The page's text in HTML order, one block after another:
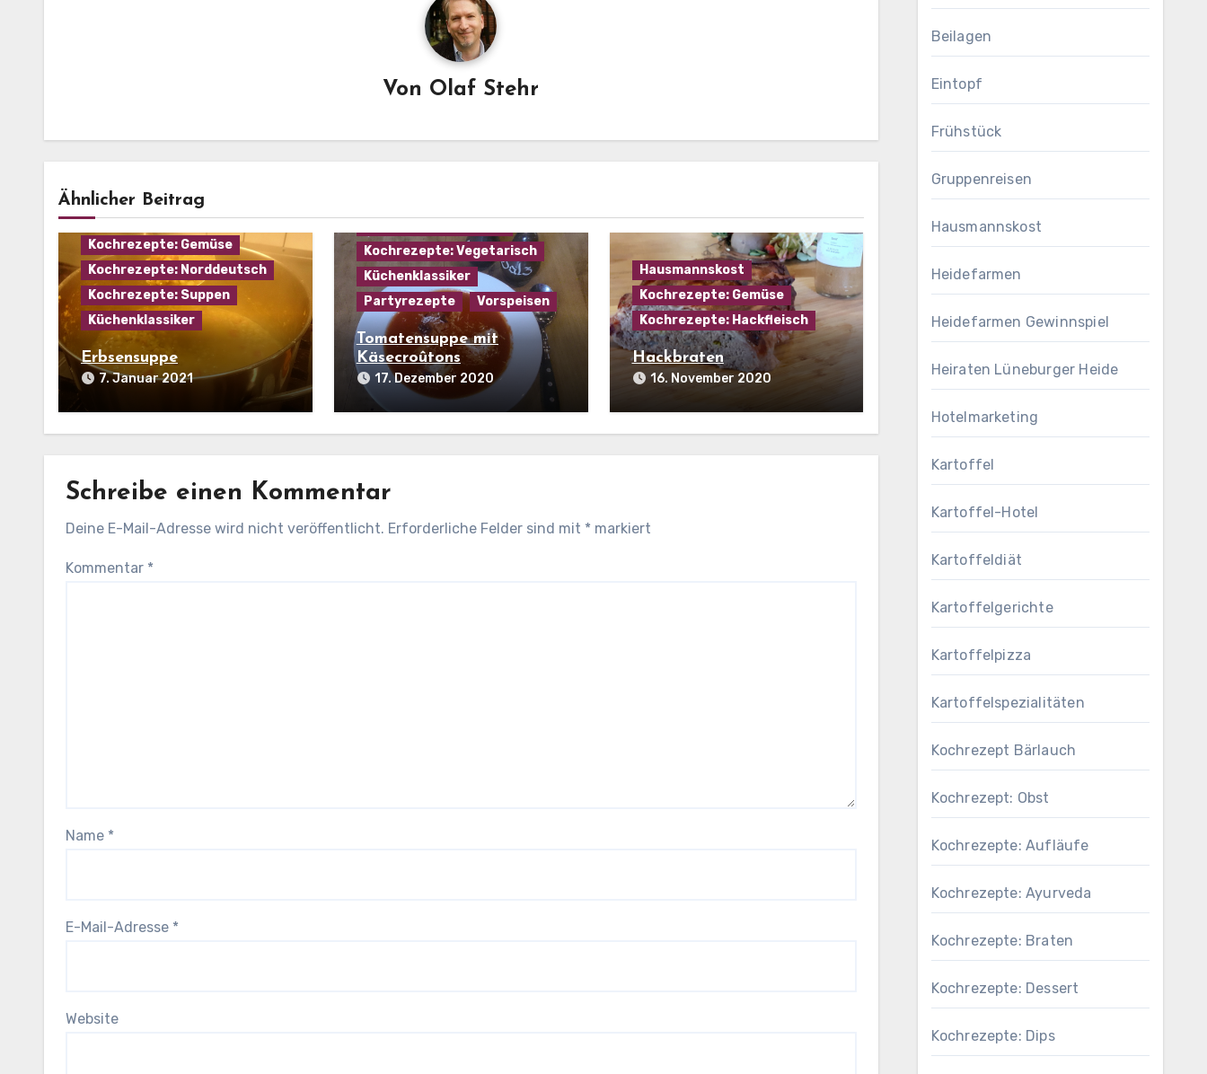
Von Olaf Stehr
Ähnlicher Beitrag
Eintopf
Hausmannskost
Kochrezepte: Fleisch
Kochrezepte: Gemüse
Kochrezepte: Norddeutsch
Kochrezepte: Suppen
Küchenklassiker
Erbsensuppe
7. Januar 2021
Kochrezepte: Vegetarisch
Küchenklassiker
Partyrezepte
Vorspeisen
Tomatensuppe mit
Käsecroûtons
17. Dezember 2020
Hausmannskost
Kochrezepte: Gemüse
Kochrezepte: Hackfleisch
Hackbraten
16. November 2020
Schreibe einen Kommentar
Deine E-Mail-Adresse wird nicht veröffentlicht. Erforderliche Felder sind mit * markiert
Kommentar *
Name *
E-Mail-Adresse *
Website
Beilagen
Eintopf
Frühstück
Gruppenreisen
Hausmannskost
Heidefarmen
Heidefarmen Gewinnspiel
Heiraten Lüneburger Heide
Hotelmarketing
Kartoffel
Kartoffel-Hotel
Kartoffeldiät
Kartoffelgerichte
Kartoffelpizza
Kartoffelspezialitäten
Kochrezept Bärlauch
Kochrezept: Obst
Kochrezepte: Aufläufe
Kochrezepte: Ayurveda
Kochrezepte: Braten
Kochrezepte: Dessert
Kochrezepte: Dips